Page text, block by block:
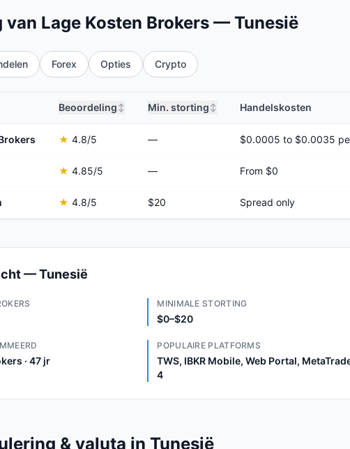
Lage Kosten Brokers — Tunesië
Forex Opties Crypto
Beoordeling ↕ Min. storting ↕ Handelskosten
★ 4.8/5 —
★ 4.85/5 — From $0
★ 4.8/5 $20 Spread only
— Tunesië
MINIMALE STORTING
$0–$20
· 47 jr
POPULAIRE PLATFORMS
TWS, IBKR Mobile, Web Portal,
4
& valuta in Tunesië